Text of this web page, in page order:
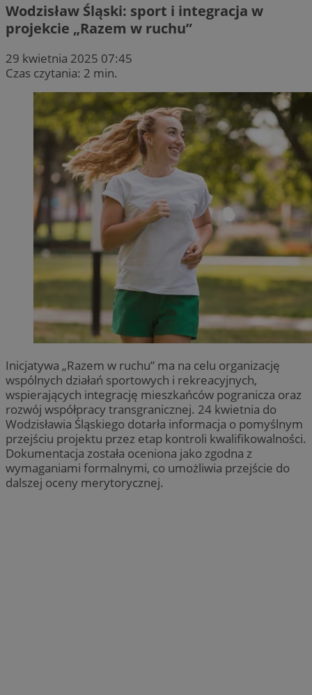
Wodzisław Śląski: sport i integracja w
projekcie „Razem w ruchu”
29 kwietnia 2025 07:45
Czas czytania: 2 min.
Inicjatywa „Razem w ruchu” ma na celu organizację
wspólnych działań sportowych i rekreacyjnych,
wspierających integrację mieszkańców pogranicza oraz
rozwój współpracy transgranicznej. 24 kwietnia do
Wodzisławia Śląskiego dotarła informacja o pomyślnym
przejściu projektu przez etap kontroli kwalifikowalności.
Dokumentacja została oceniona jako zgodna z
wymaganiami formalnymi, co umożliwia przejście do
dalszej oceny merytorycznej.